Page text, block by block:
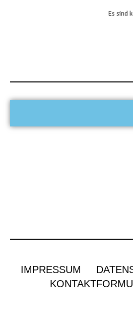
Es sind
IMPRESSUM